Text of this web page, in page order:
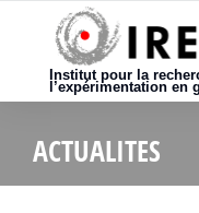
Institut pour la
l’expérimentation en
ACTUALITES